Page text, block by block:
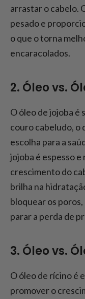
arrastar o cabelo.
pesado e
o que o torna
encaracolados.
2. Óleo vs.
O óleo de jojoba é
couro cabeludo, o
escolha para a
jojoba é espesso
crescimento do
brilha na
bloquear os
parar a perda de
3. Óleo vs.
O óleo de rícino é
promover o